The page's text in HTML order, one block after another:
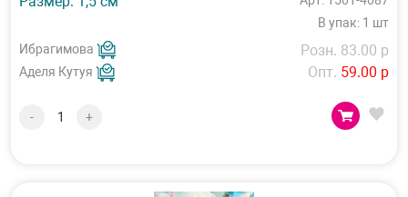
В упак: 1 шт
Ибрагимова
Аделя Кутуя
Розн. 83.00 р
Опт. 59.00 р
- +